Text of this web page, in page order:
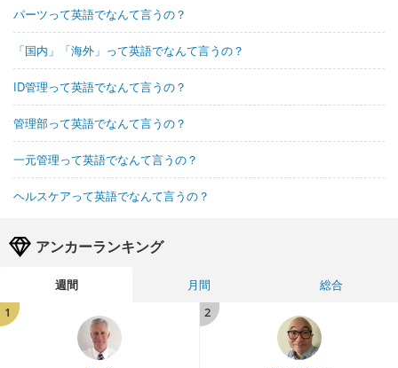
パーツって英語でなんて言うの？
「国内」「海外」って英語でなんて言うの？
ID管理って英語でなんて言うの？
管理部って英語でなんて言うの？
一元管理って英語でなんて言うの？
ヘルスケアって英語でなんて言うの？
アンカーランキング
週間 月間
総合
1
2